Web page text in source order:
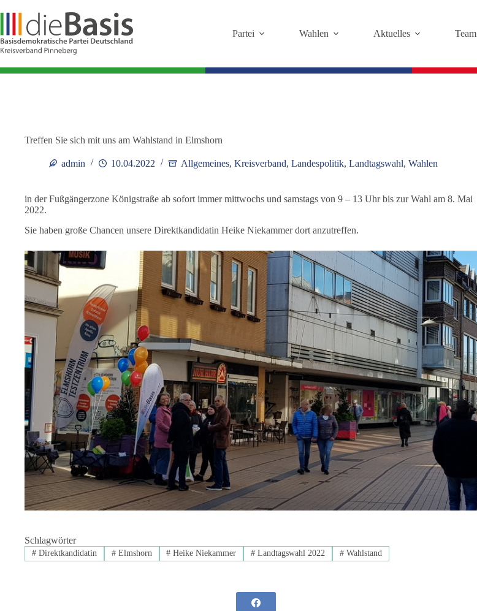
Inhalt
springen
Partei Wahlen Aktuelles Team
Treffen Sie sich mit uns am Wahlstand in Elmshorn
admin 10.04.2022 Allgemeines, Kreisverband, Landespolitik, Landtagswahl, Wahlen
in der Fußgängerzone Königstraße ab sofort immer mittwochs und samstags von 9 – 13 Uhr bis zur Wahl am 8. Mai
2022.
Sie haben große Chancen unsere Direktkandidatin Heike Niekammer dort anzutreffen.
Schlagwörter
#Direktkandidatin #Elmshorn # Heike Niekammer # Landtagswahl 2022 # Wahlstand